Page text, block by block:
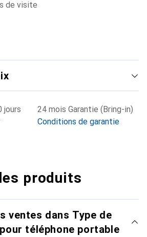
de visite
jours
24 mois Garantie (Bring-in)
Conditions de garantie
produits
ventes dans Type de
téléphone portable